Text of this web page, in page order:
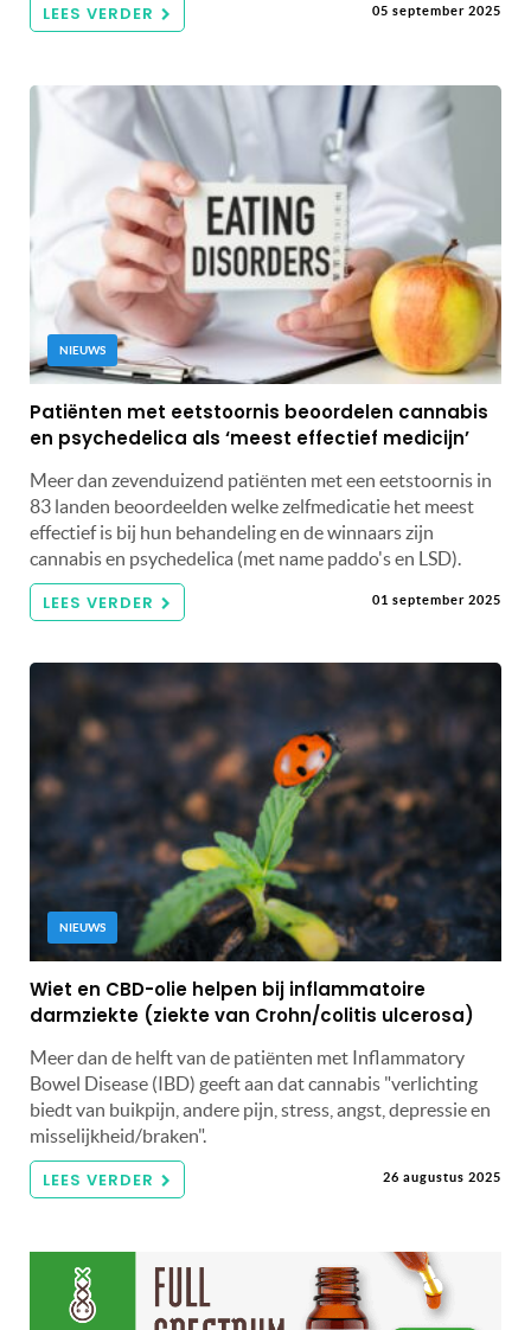
LEES VERDER 05 september 2025
NIEUWS
Patiënten met eetstoornis beoordelen cannabis
en psychedelica als ‘meest effectief medicijn’
Meer dan zevenduizend patiënten met een eetstoornis in
83 landen beoordeelden welke zelfmedicatie het meest
effectief is bij hun behandeling en de winnaars zijn
cannabis en psychedelica (met name paddo's en LSD).
LEES VERDER 01 september 2025
NIEUWS
Wiet en CBD-olie helpen bij inflammatoire
darmziekte (ziekte van Crohn/colitis ulcerosa)
Meer dan de helft van de patiënten met Inflammatory
Bowel Disease (IBD) geeft aan dat cannabis "verlichting
biedt van buikpijn, andere pijn, stress, angst, depressie en
misselijkheid/braken".
LEES VERDER 26 augustus 2025